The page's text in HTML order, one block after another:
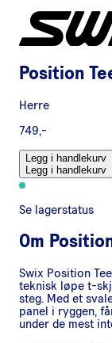
Position
Herre
749,-
Legg i handlekurv
Legg i handlekurv
Se lagerstatus
Om
Swix Position
teknisk løpe t-
steg. Med et
panel i ryggen,
under de mest